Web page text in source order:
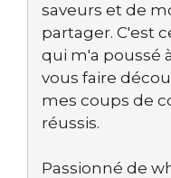
saveurs et de
partager. C'est
qui m'a poussé
vous faire
mes coups de
réussis.
Passionné de